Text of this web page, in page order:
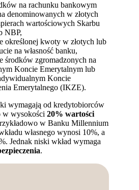
na rachunku bankowym
denominowanych w złotych
wartościowych Skarbu
NBP,
określonej kwoty w złotych lub
na własność banku,
środków zgromadzonych na
Koncie Emerytalnym lub
Koncie
Emerytalnego (IKZE).
wymagają od kredytobiorców
w wysokości20% wartości
w Banku Millennium
własnego wynosi 10%, a
Jednak niski wkład wymaga
.